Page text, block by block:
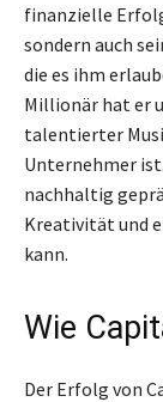
finanzielle
sondern auch
die es ihm
Millionär hat er
talentierter
Unternehmer
nachhaltig
Kreativität und
kann.
Wie
Der Erfolg von